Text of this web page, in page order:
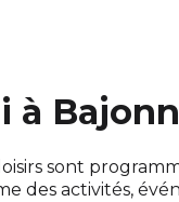
à
sont
des activités,